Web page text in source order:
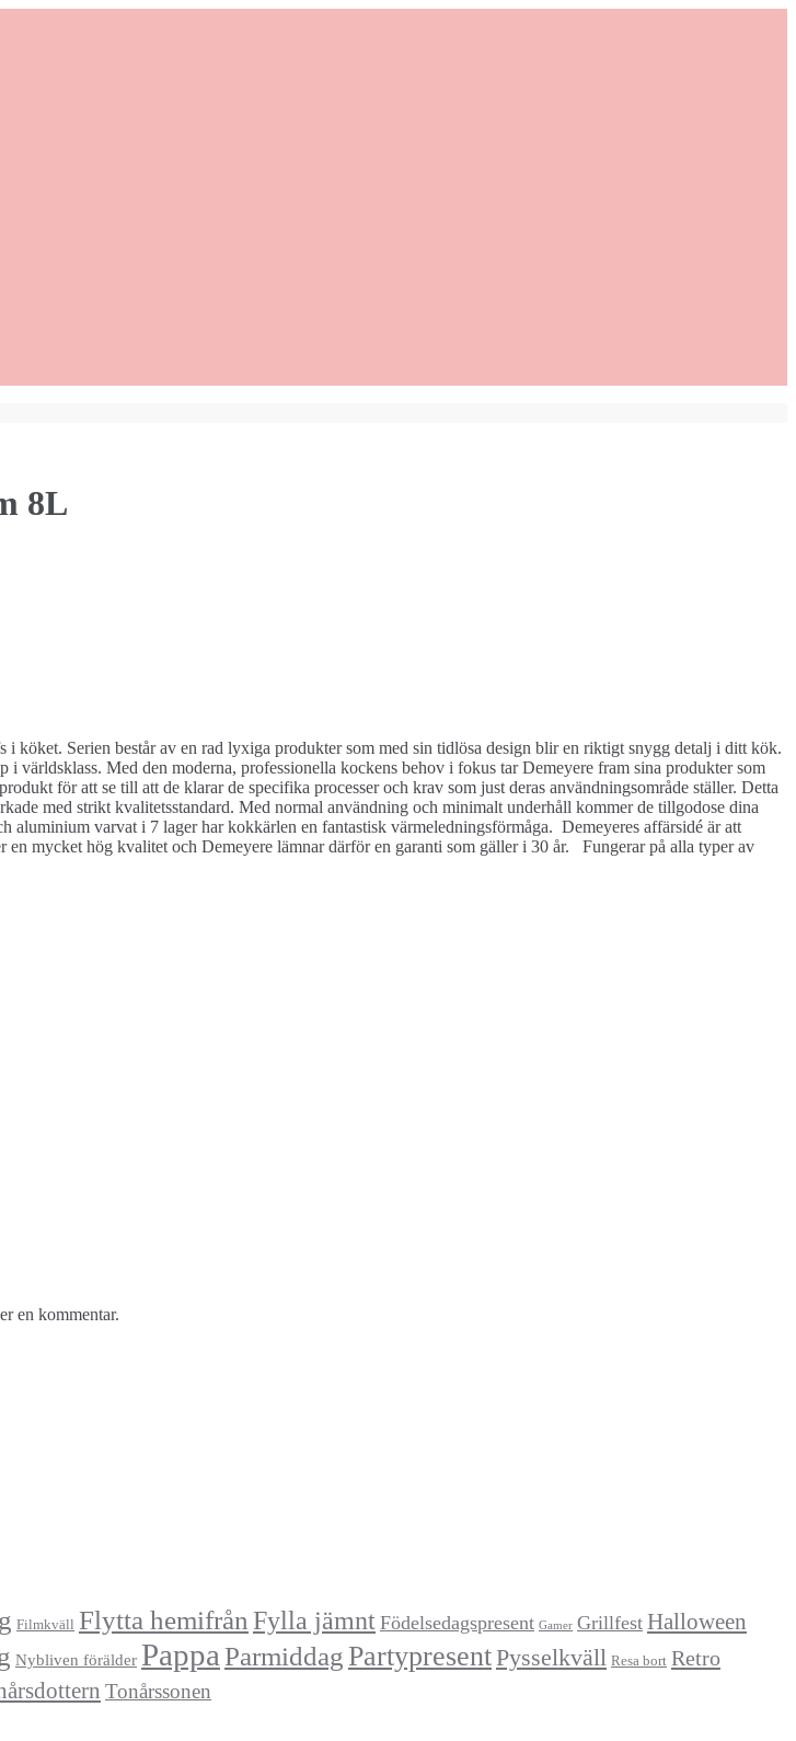
8L
Serien består av en rad lyxiga produkter som med sin tidlösa design blir en riktigt snygg detalj i ditt kök.
Med den moderna, professionella kockens behov i fokus tar Demeyere fram sina produkter som
för att se till att de klarar de specifika processer och krav som just deras användningsområde ställer. Detta
med strikt kvalitetsstandard. Med normal användning och minimalt underhåll kommer de tillgodose dina
varvat i 7 lager har kokkärlen en fantastisk värmeledningsförmåga. Demeyeres affärsidé är att
mycket hög kvalitet och Demeyere lämnar därför en garanti som gäller i 30 år. Fungerar på alla typer av
en kommentar.
Filmkväll Flytta hemifrån Fylla jämnt Födelsedagspresent Gamer Grillfest Halloween
Nybliven förälder Pappa ParmiddagPartypresentPysselkväll Resa bort Retro
Tonårssonen